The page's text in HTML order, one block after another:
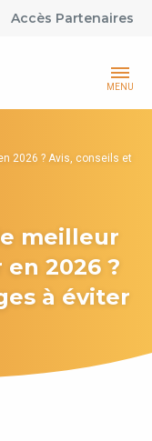
Accès Partenaires
MENU
2026 ? Avis, conseils et
meilleur
2026 ?
à éviter